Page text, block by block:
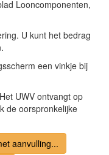
Looncomponenten,
U kunt het bedrag
een vinkje bij
UWV ontvangt op
de oorspronkelijke
aanvulling...